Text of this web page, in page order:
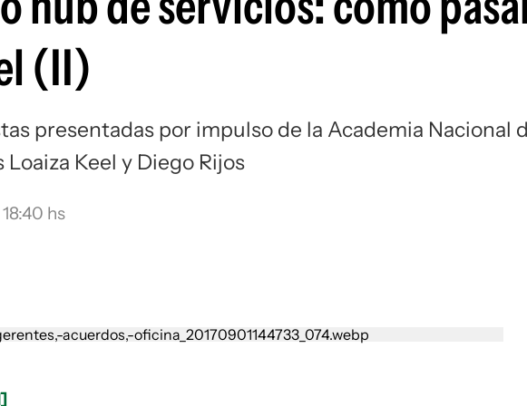
(II)
presentadas por impulso de la Academia Nacional
Keel y Diego Rijos
18:40 hs